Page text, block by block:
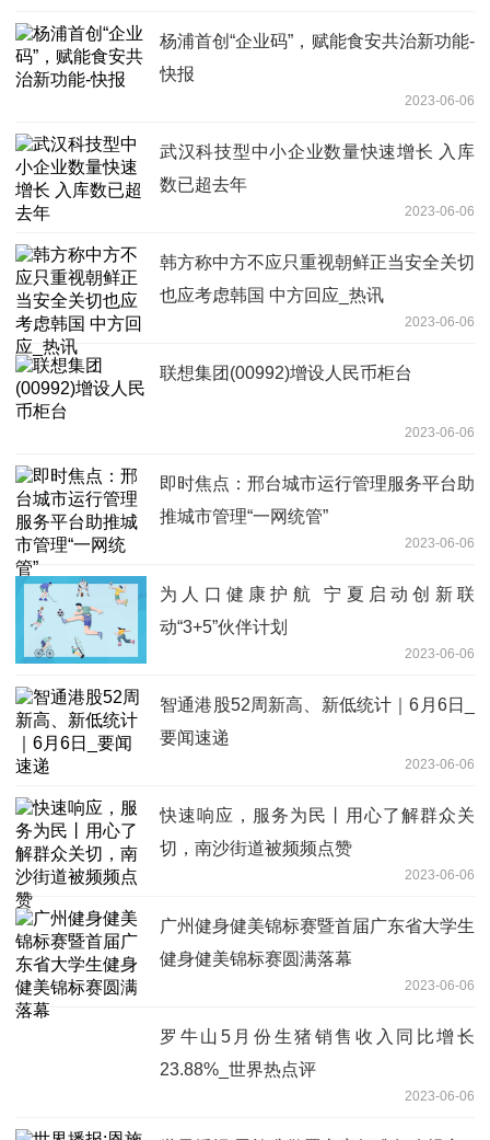
杨浦首创“企业码”，赋能食安共治新功能-
快报
2023-06-06
武汉科技型中小企业数量快速增长 入库
数已超去年
2023-06-06
韩方称中方不应只重视朝鲜正当安全关切
也应考虑韩国 中方回应_热讯
2023-06-06
联想集团(00992)增设人民币柜台
2023-06-06
即时焦点：邢台城市运行管理服务平台助
推城市管理“一网统管”
2023-06-06
为人口健康护航 宁夏启动创新联
动“3+5”伙伴计划
2023-06-06
智通港股52周新高、新低统计｜6月6日_
要闻速递
2023-06-06
快速响应，服务为民丨用心了解群众关
切，南沙街道被频频点赞
2023-06-06
广州健身健美锦标赛暨首届广东省大学生
健身健美锦标赛圆满落幕
2023-06-06
罗牛山5月份生猪销售收入同比增长
23.88%_世界热点评
2023-06-06